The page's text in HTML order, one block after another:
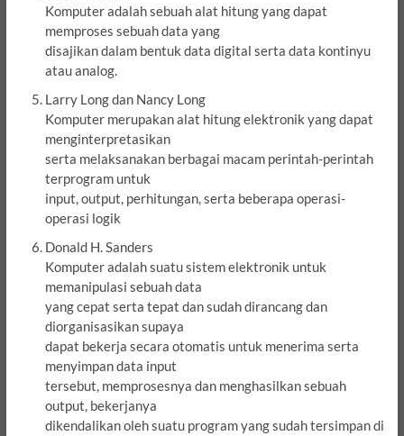
Komputer adalah sebuah alat hitung yang dapat
memproses sebuah data yang
disajikan dalam bentuk data digital serta data kontinyu
atau analog.
Larry Long dan Nancy Long
Komputer merupakan alat hitung elektronik yang dapat
menginterpretasikan
serta melaksanakan berbagai macam perintah-perintah
terprogram untuk
input, output, perhitungan, serta beberapa operasi-
operasi logik
Donald H. Sanders
Komputer adalah suatu sistem elektronik untuk
memanipulasi sebuah data
yang cepat serta tepat dan sudah dirancang dan
diorganisasikan supaya
dapat bekerja secara otomatis untuk menerima serta
menyimpan data input
tersebut, memprosesnya dan menghasilkan sebuah
output, bekerjanya
dikendalikan oleh suatu program yang sudah tersimpan di